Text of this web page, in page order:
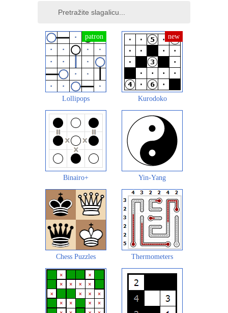
Lollipops Kurodoko
Binairo+ Yin-Yang
Chess Puzzles Thermometers